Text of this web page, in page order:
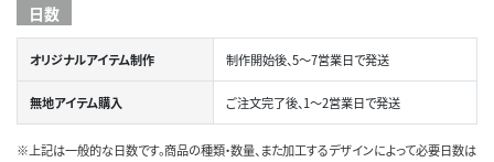
日数
オリジナルアイテム制作 制作開始後、5～7営業日で発送
無地アイテム購入 ご注文完了後、1～2営業日で発送
※上記は一般的な日数です。商品の種類・数量、また加工するデザインによって必要日数は